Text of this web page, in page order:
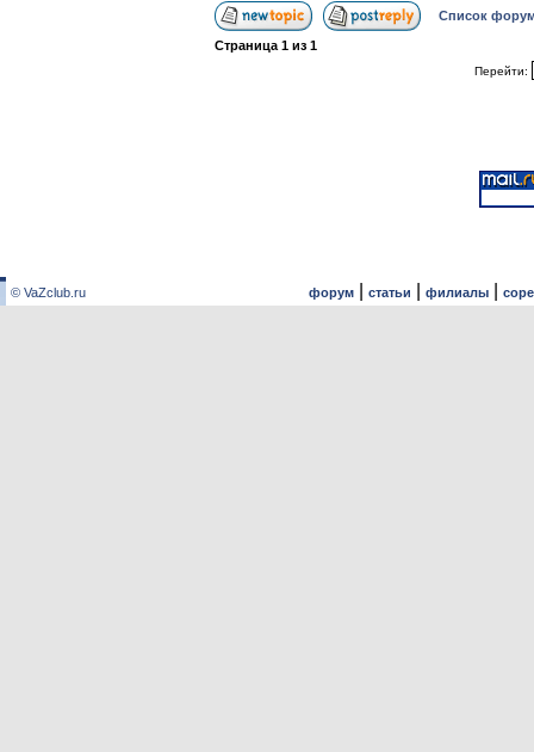
Список
Страница 1 из 1
Перейти:
© VaZclub.ru форум| статьи филиалы|